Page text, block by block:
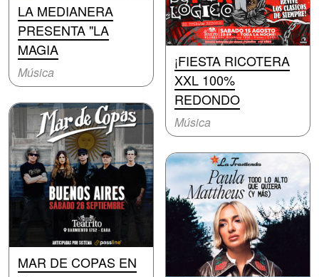
LA MEDIANERA
PRESENTA "LA
MAGIA
Música
MAR DE COPAS EN
¡FIESTA RICOTERA
XXL 100%
REDONDO
Música